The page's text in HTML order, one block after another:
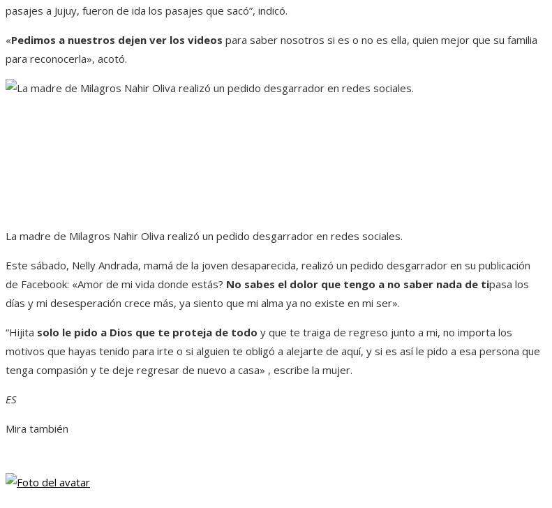
pasajes a Jujuy, fueron de ida los pasajes que sacó”, indicó.
«Pedimos a nuestros dejen ver los videos para saber nosotros si es o no es ella, quien mejor que su familia
para reconocerla», acotó.
La madre de Milagros Nahir Oliva realizó un pedido desgarrador en redes sociales.
Este sábado, Nelly Andrada, mamá de la joven desaparecida, realizó un pedido desgarrador en su publicación
de Facebook: «Amor de mi vida donde estás? No sabes el dolor que tengo a no saber nada de tipasa los
días y mi desesperación crece más, ya siento que mi alma ya no existe en mi ser».
“Hijita solo le pido a Dios que te proteja de todo y que te traiga de regreso junto a mi, no importa los
motivos que hayas tenido para irte o si alguien te obligó a alejarte de aquí, y si es así le pido a esa persona que
tenga compasión y te deje regresar de nuevo a casa» , escribe la mujer.
ES
Mira también